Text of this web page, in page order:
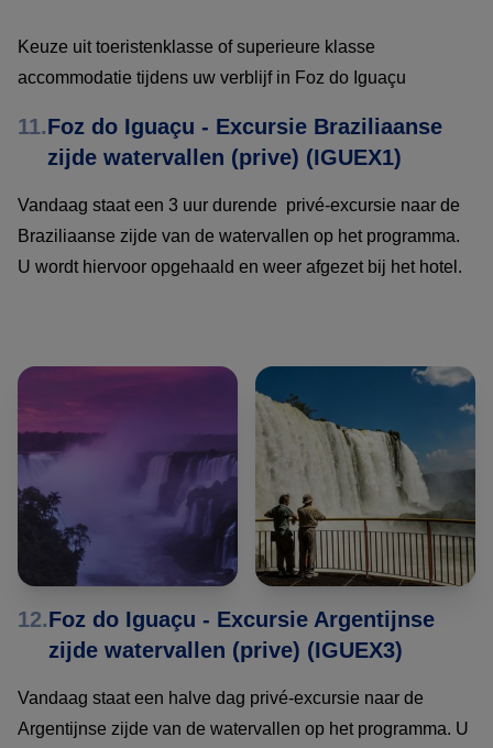
Keuze uit toeristenklasse of superieure klasse
accommodatie tijdens uw verblijf in Foz do Iguaçu
11.Foz do Iguaçu - Excursie Braziliaanse
zijde watervallen (prive) (IGUEX1)
Vandaag staat een 3 uur durende privé-excursie naar de
Braziliaanse zijde van de watervallen op het programma.
U wordt hiervoor opgehaald en weer afgezet bij het hotel.
12.Foz do Iguaçu - Excursie Argentijnse
zijde watervallen (prive) (IGUEX3)
Vandaag staat een halve dag privé-excursie naar de
Argentijnse zijde van de watervallen op het programma. U